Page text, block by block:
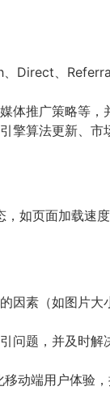
Direct、
体推广策略等
擎算法更新、
如页面加载速
因素（如图片
问题，并及时
动端用户体验，